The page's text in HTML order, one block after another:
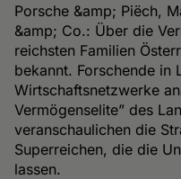
Porsche &amp; Piëch,
&amp; Co.: Über die
reichsten Familien
bekannt. Forschende in
Wirtschaftsnetzwerke
Vermögenselite” des
veranschaulichen die
Superreichen, die die
lassen.